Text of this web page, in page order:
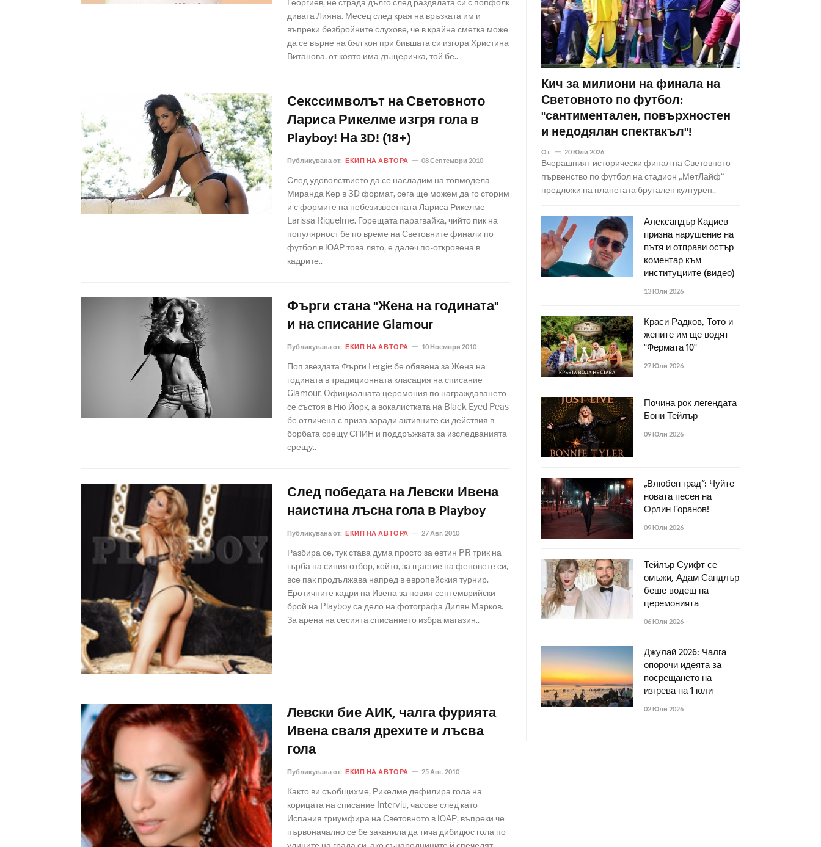
Георгиев, не страда дълго след раздялата си с попфолк
дивата Лияна. Месец след края на връзката им и
въпреки безбройните слухове, че в крайна сметка може
да се върне на бял кон при бившата си изгора Христина
Витанова, от която има дъщеричка, той бе..
Секссимволът на Световното
Лариса Рикелме изгря гола в
Playboy! На 3D! (18+)
Публикувана от: ЕКИП НА АВТОРА 08 Септември 2010
След удоволствието да се насладим на топмодела
Миранда Кер в 3D формат, сега ще можем да го сторим
и с формите на небезизвестната Лариса Рикелме
Larissa Riquelme. Горещата парагвайка, чийто пик на
популярност бе по време на Световните финали по
футбол в ЮАР това лято, е далеч по-откровена в
кадрите..
Фърги стана "Жена на годината"
и на списание Glamour
Публикувана от: ЕКИП НА АВТОРА 10 Ноември 2010
Поп звездата Фърги Fergie бе обявена за Жена на
годината в традиционната класация на списание
Glamour. Oфициалната церемония по награждаването
се състоя в Ню Йорк, а вокалистката на Black Eyed Peas
бе отличена с приза заради активните си действия в
борбата срещу СПИН и поддръжката за изследванията
срещу..
След победата на Левски Ивена
наистина лъсна гола в Playboy
Публикувана от: ЕКИП НА АВТОРА 27 Авг. 2010
Разбира се, тук става дума просто за евтин PR трик на
гърба на синия отбор, който, за щастие на феновете си,
все пак продължава напред в европейския турнир.
Еротичните кадри на Ивена за новия септемврийски
брой на Playboy са дело на фотографа Дилян Марков.
За арена на сесията списанието избра магазин..
Левски бие АИК, чалга фурията
Ивена сваля дрехите и лъсва
гола
Публикувана от: ЕКИП НА АВТОРА 25 Авг. 2010
Както ви съобщихме, Рикелме дефилира гола на
корицата на списание Interviu, часове след като
Испания триумфира на Световното в ЮАР, въпреки че
първоначално се бе заканила да тича дибидюс гола по
улиците на града си, ако сънародниците й спечелят
Кич за милиони на финала на
Световното по футбол:
"сантиментален, повърхностен
и недодялан спектакъл"!
От 20 Юли 2026
Вчерашният исторически финал на Световното
първенство по футбол на стадион „МетЛайф“
предложи на планетата брутален културен..
Александър Кадиев
призна нарушение на
пътя и отправи остър
коментар към
институциите (видео)
13 Юли 2026
Краси Радков, Тото и
жените им ще водят
"Фермата 10"
27 Юли 2026
Почина рок легендата
Бони Тейлър
09 Юли 2026
„Влюбен град“: Чуйте
новата песен на
Орлин Горанов!
09 Юли 2026
Тейлър Суифт се
омъжи, Адам Сандлър
беше водещ на
церемонията
06 Юли 2026
Джулай 2026: Чалга
опорочи идеята за
посрещането на
изгрева на 1 юли
02 Юли 2026